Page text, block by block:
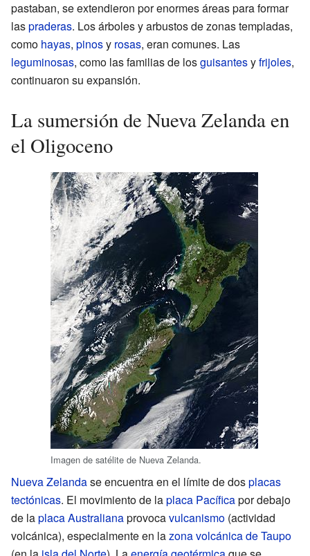
pastaban, se extendieron por enormes áreas para formar
laspraderas. Los árboles y arbustos de zonas templadas,
como hayas, pinosy rosas, eran comunes. Las
leguminosas, como las familias de losguisantesyfrijoles,
continuaron su expansión.
La sumersión de Nueva Zelanda en
el Oligoceno
Imagen de satélite de Nueva Zelanda.
Nueva Zelandase encuentra en el límite de dosplacas
tectónicas. El movimiento de laplaca Pacíficapor debajo
de laplaca Australianaprovocavulcanismo (actividad
volcánica), especialmente en lazona volcánica de Taupo